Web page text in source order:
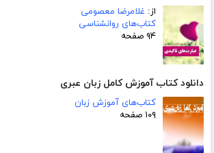
از: غلامرضا معصومی
کتاب‌های روانشناسی
۹۴ صفحه
دانلود کتاب آموزش کامل زبان عبری
کتاب‌های آموزش زبان
۱۰۹ صفحه